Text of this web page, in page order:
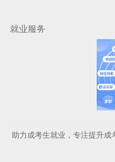
就业服务
助力成考生就业，专注提升成